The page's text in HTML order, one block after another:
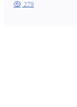
279